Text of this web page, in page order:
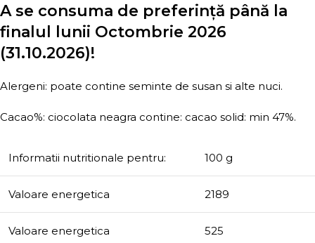
A se consuma de preferință până la
finalul lunii Octombrie 2026
(31.10.2026)!
Alergeni: poate contine seminte de susan si alte nuci.
Cacao%: ciocolata neagra contine: cacao solid: min 47%.
Informatii nutritionale pentru: 100 g
Valoare energetica 2189
Valoare energetica 525